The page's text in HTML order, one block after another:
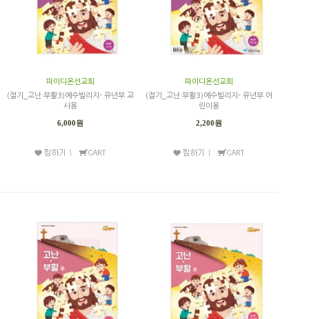
파이디온선교회
(절기_고난·부활3)예수빌리지- 유년부 교
사용
6,000원
파이디온선교회
(절기_고난·부활3)예수빌리지- 유년부 어
린이용
2,200원